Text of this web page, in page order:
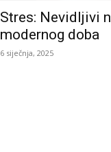
Stres: Nevidljivi
modernog doba
6 siječnja, 2025